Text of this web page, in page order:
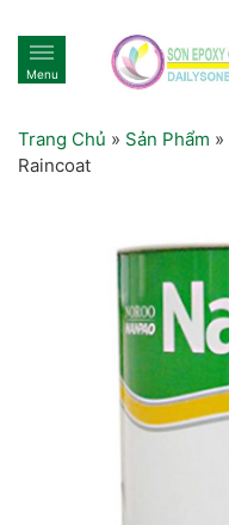
Menu
Trang Chủ » Sản Phẩm »
Raincoat